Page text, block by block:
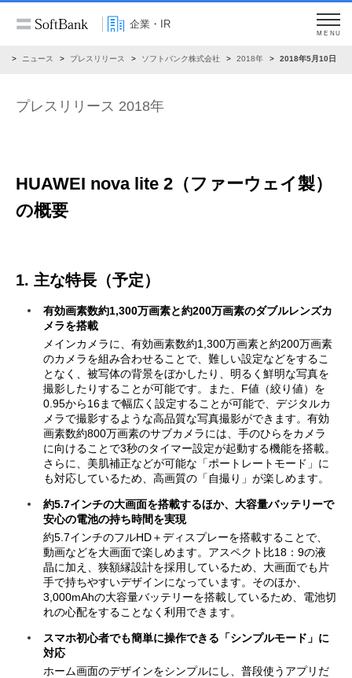
企業・IR
MENU
ニュース プレスリリース ソフトバンク株式会社 2018年 2018年5月10日
プレスリリース 2018年
HUAWEI nova lite 2（ファーウェイ製）
の概要
1. 主な特長（予定）
有効画素数約1,300万画素と約200万画素のダブルレンズカ
メラを搭載
メインカメラに、有効画素数約1,300万画素と約200万画素
のカメラを組み合わせることで、難しい設定などをするこ
となく、被写体の背景をぼかしたり、明るく鮮明な写真を
撮影したりすることが可能です。また、F値（絞り値）を
0.95から16まで幅広く設定することが可能で、デジタルカ
メラで撮影するような高品質な写真撮影ができます。有効
画素数約800万画素のサブカメラには、手のひらをカメラ
に向けることで3秒のタイマー設定が起動する機能を搭載。
さらに、美肌補正などが可能な「ポートレートモード」に
も対応しているため、高画質の「自撮り」が楽しめます。
約5.7インチの大画面を搭載するほか、大容量バッテリーで
安心の電池の持ち時間を実現
約5.7インチのフルHD＋ディスプレーを搭載することで、
動画などを大画面で楽しめます。アスペクト比18：9の液
晶に加え、狭額縁設計を採用しているため、大画面でも片
手で持ちやすいデザインになっています。そのほか、
3,000mAhの大容量バッテリーを搭載しているため、電池切
れの心配をすることなく利用できます。
スマホ初心者でも簡単に操作できる「シンプルモード」に
対応
ホーム画面のデザインをシンプルにし、普段使うアプリだ